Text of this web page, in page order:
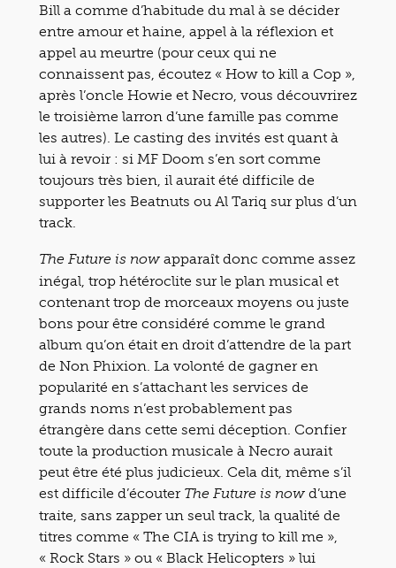
Bill a comme d’habitude du mal à se décider
entre amour et haine, appel à la réflexion et
appel au meurtre (pour ceux qui ne
connaissent pas, écoutez « How to kill a Cop »,
après l’oncle Howie et Necro, vous découvrirez
le troisième larron d’une famille pas comme
les autres). Le casting des invités est quant à
lui à revoir : si MF Doom s’en sort comme
toujours très bien, il aurait été difficile de
supporter les Beatnuts ou Al Tariq sur plus d’un
track.
The Future is now apparaît donc comme assez
inégal, trop hétéroclite sur le plan musical et
contenant trop de morceaux moyens ou juste
bons pour être considéré comme le grand
album qu’on était en droit d’attendre de la part
de Non Phixion. La volonté de gagner en
popularité en s’attachant les services de
grands noms n’est probablement pas
étrangère dans cette semi déception. Confier
toute la production musicale à Necro aurait
peut être été plus judicieux. Cela dit, même s’il
est difficile d’écouter The Future is now d’une
traite, sans zapper un seul track, la qualité de
titres comme « The CIA is trying to kill me »,
« Rock Stars » ou « Black Helicopters » lui